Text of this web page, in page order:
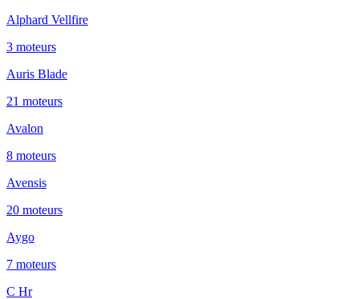
Alphard Vellfire
3 moteurs
Auris Blade
21 moteurs
Avalon
8 moteurs
Avensis
20 moteurs
Aygo
7 moteurs
C Hr